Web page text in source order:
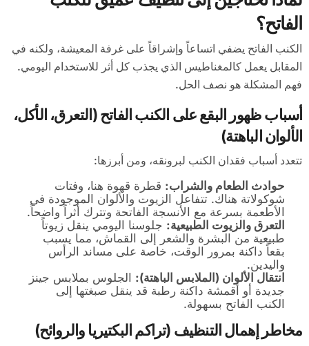
الفاتح؟
الكنب الفاتح يضفي اتساعاً وإشراقاً على غرفة المعيشة، ولكنه في
المقابل يعمل كالمغناطيس الذي يجذب كل أثر للاستخدام اليومي.
فهم المشكلة هو نصف الحل.
أسباب ظهور البقع على الكنب الفاتح (التعرق، الأكل،
الألوان الباهتة)
تتعدد أسباب فقدان الكنب لبرونقه، ومن أبرزها:
حوادث الطعام والشراب: قطرة قهوة هنا، وفتات
شوكولاتة هناك. تتفاعل الزيوت والألوان الموجودة في
الأطعمة بسرعة مع الأنسجة الفاتحة وتترك أثراً واضحاً.
التعرق والزيوت الطبيعية: جلوسنا اليومي ينقل زيوتاً
طبيعية من البشرة والشعر إلى القماش، مما يسبب
بقعاً داكنة بمرور الوقت، خاصة على مساند الرأس
واليدين.
انتقال الألوان (الملابس الباهتة): الجلوس بملابس جينز
جديدة أو أقمشة داكنة رطبة قد ينقل صبغتها إلى
الكنب الفاتح بسهولة.
مخاطر إهمال التنظيف (تراكم البكتيريا والروائح)